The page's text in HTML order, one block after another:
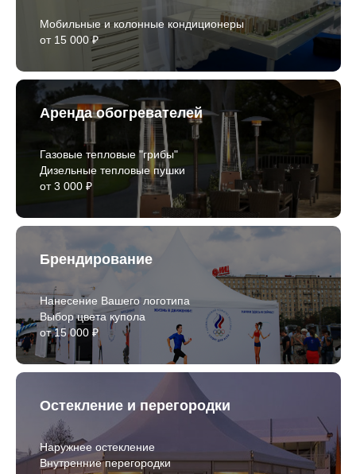
Мобильные и колонные кондиционеры
от 15 000 ₽
Аренда обогревателей
Газовые тепловые "грибы"
Дизельные тепловые пушки
от 3 000 ₽
Брендирование
Нанесение Вашего логотипа
Выбор цвета купола
от 15 000 ₽
Остекление и перегородки
Наружнее остекление
Внутренние перегородки